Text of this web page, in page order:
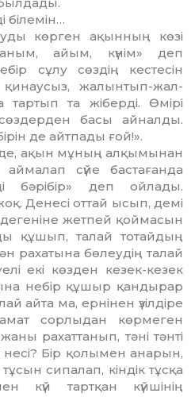
бі­ле­мін…
көр­­ген ақынның көзі
айым, күнім» деп
сұлу сөз­дің кестесін
жалынтып-жал­
та жі­­берді. Өмірі
басы айналды.
де айтпады ғой!».
ақын мұның алқымынан
сүйе бас­тағанда
бә­рібір» деп ойлады.
Денесі оттай ысып, демі
дегеніне жетпей қоймасын
құшып, та­лай тотайдың
рахатына бөлеудің та­лай
екі көзден кезек-кезек
небір құшыр қан­дырар
ай­та ма, ернінен үзілдіре
сорлыдан көр­ме­ген
ра­хаттанып, тәні тәнті
несі? Бір қолымен ана­рын,
сипалап, кіндік тұсқа
күй тарт­қан күйшінің